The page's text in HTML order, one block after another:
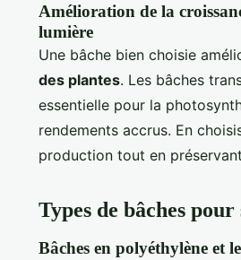
Amélioration de la
lumière
Une bâche bien choisie
des plantes. Les bâches
essentielle pour la
rendements accrus. En
production tout en
Types de bâches
Bâches en polyéthylène et